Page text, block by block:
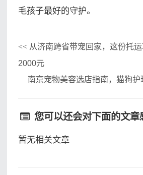
毛孩子最好的守护。
<<从济南跨省带宠回家，这份托
2000元
南京宠物美容选店指南，猫狗护
您可以还会对下面的文章
暂无相关文章